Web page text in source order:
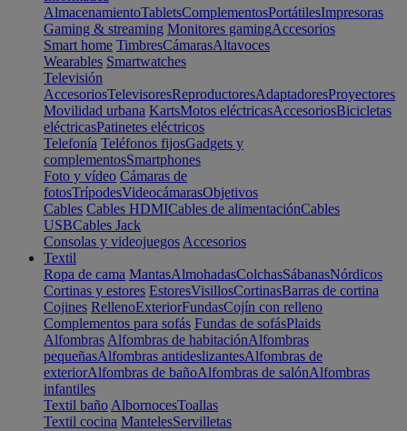
AlmacenamientoTabletsComplementosPortátilesImpresoras
Gaming & streaming Monitores gamingAccesorios
Smart home TimbresCámarasAltavoces
Wearables Smartwatches
Televisión
AccesoriosTelevisoresReproductoresAdaptadoresProyectores
Movilidad urbana KartsMotos eléctricasAccesoriosBicicletas
eléctricasPatinetes eléctricos
Telefonía Teléfonos fijosGadgets y
complementosSmartphones
Foto y vídeo Cámaras de
fotosTrípodesVideocámarasObjetivos
Cables Cables HDMICables de alimentaciónCables
USBCables Jack
Consolas y videojuegos Accesorios
Textil
Ropa de cama MantasAlmohadasColchasSábanasNórdicos
Cortinas y estores EstoresVisillosCortinasBarras de cortina
Cojines RellenoExteriorFundasCojín con relleno
Complementos para sofás Fundas de sofásPlaids
Alfombras Alfombras de habitaciónAlfombras
pequeñasAlfombras antideslizantesAlfombras de
exteriorAlfombras de bañoAlfombras de salónAlfombras
infantiles
Textil baño AlbornocesToallas
Textil cocina MantelesServilletas